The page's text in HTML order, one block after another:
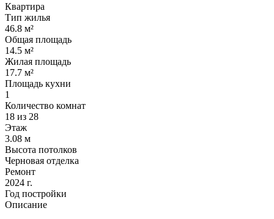
Квартира
Тип жилья
46.8 м²
Общая площадь
14.5 м²
Жилая площадь
17.7 м²
Площадь кухни
1
Количество комнат
18 из 28
Этаж
3.08 м
Высота потолков
Черновая отделка
Ремонт
2024 г.
Год постройки
Описание